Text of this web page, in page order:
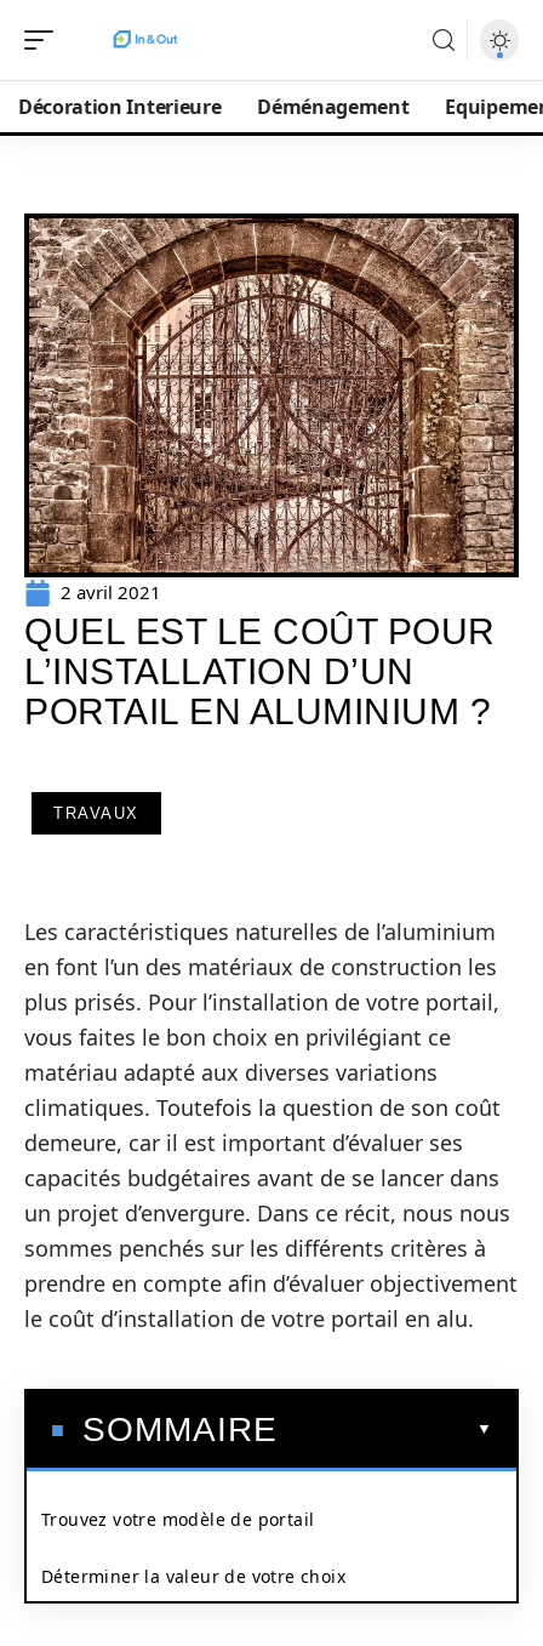
Décoration Interieure Déménagement
2 avril 2021
QUEL EST LE COÛT POUR
L’INSTALLATION D’UN
PORTAIL EN ALUMINIUM ?
TRAVAUX
Les caractéristiques naturelles de l’aluminium
en font l’un des matériaux de construction les
plus prisés. Pour l’installation de votre portail,
vous faites le bon choix en privilégiant ce
matériau adapté aux diverses variations
climatiques. Toutefois la question de son coût
demeure, car il est important d’évaluer ses
capacités budgétaires avant de se lancer dans
un projet d’envergure. Dans ce récit, nous nous
sommes penchés sur les différents critères à
prendre en compte afin d’évaluer objectivement
le coût d’installation de votre portail en alu.
SOMMAIRE
Trouvez votre modèle de portail
Déterminer la valeur de votre choix